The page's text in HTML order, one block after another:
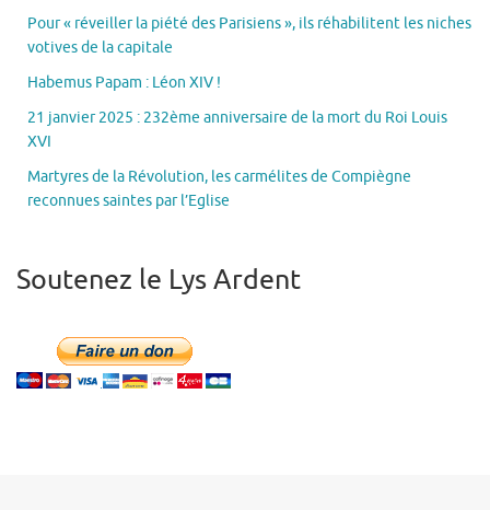
Pour « réveiller la piété des Parisiens », ils réhabilitent les niches
votives de la capitale
Habemus Papam : Léon XIV !
21 janvier 2025 : 232ème anniversaire de la mort du Roi Louis
XVI
Martyres de la Révolution, les carmélites de Compiègne
reconnues saintes par l’Eglise
Soutenez le Lys Ardent